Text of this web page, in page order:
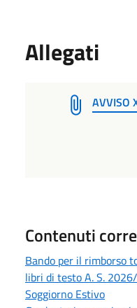
Allegati
AVVISO
Contenuti
Bando per il rimborso
libri di testo A. S.
Soggiorno Estivo